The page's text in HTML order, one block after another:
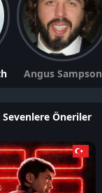
Angus Sampson
Öneriler